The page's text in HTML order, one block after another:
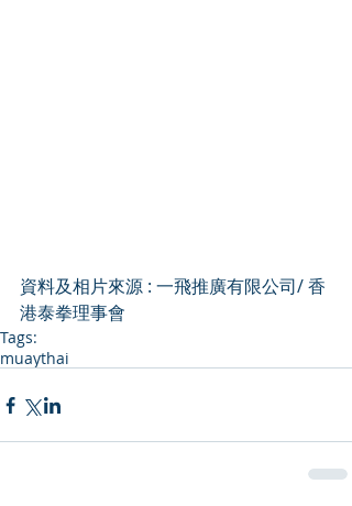
資料及相片來源 : 一飛推廣有限公司/ 香
港泰拳理事會
Tags:
muaythai